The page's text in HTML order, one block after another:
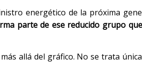
energético de la próxima
parte de ese reducido grupo
allá del gráfico. No se trata